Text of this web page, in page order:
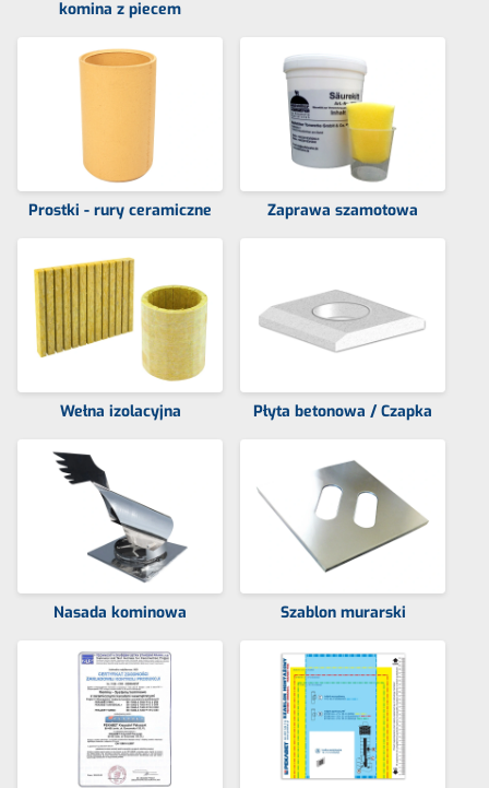
komina z piecem
Prostki - rury ceramiczne Zaprawa szamotowa
Wełna izolacyjna Płyta betonowa / Czapka
Nasada kominowa Szablon murarski